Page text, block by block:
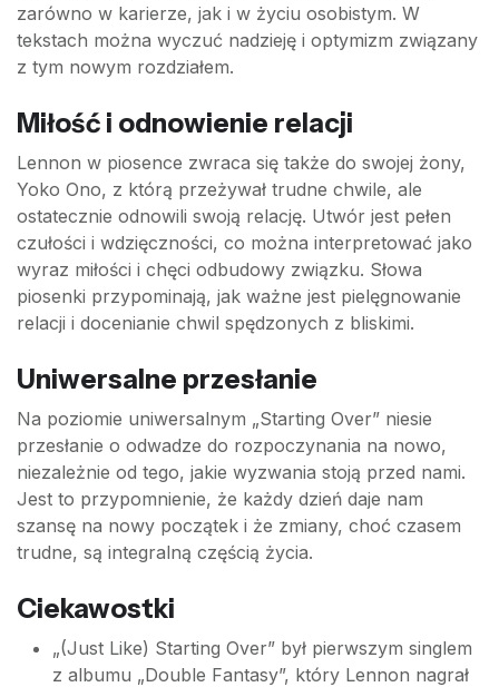
zarówno w karierze, jak i w życiu osobistym. W
tekstach można wyczuć nadzieję i optymizm związany
z tym nowym rozdziałem.
Miłość i odnowienie relacji
Lennon w piosence zwraca się także do swojej żony,
Yoko Ono, z którą przeżywał trudne chwile, ale
ostatecznie odnowili swoją relację. Utwór jest pełen
czułości i wdzięczności, co można interpretować jako
wyraz miłości i chęci odbudowy związku. Słowa
piosenki przypominają, jak ważne jest pielęgnowanie
relacji i docenianie chwil spędzonych z bliskimi.
Uniwersalne przesłanie
Na poziomie uniwersalnym „Starting Over” niesie
przesłanie o odwadze do rozpoczynania na nowo,
niezależnie od tego, jakie wyzwania stoją przed nami.
Jest to przypomnienie, że każdy dzień daje nam
szansę na nowy początek i że zmiany, choć czasem
trudne, są integralną częścią życia.
Ciekawostki
„(Just Like) Starting Over” był pierwszym singlem
z albumu „Double Fantasy”, który Lennon nagrał